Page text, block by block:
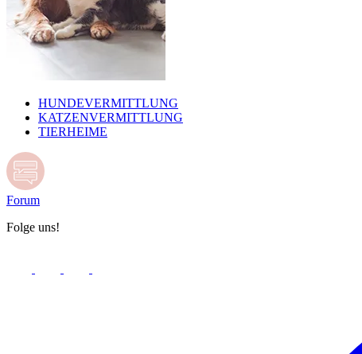
HUNDEVERMITTLUNG
KATZENVERMITTLUNG
TIERHEIME
Forum
Folge uns!